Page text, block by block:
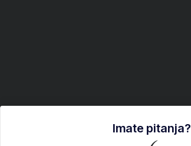
Imate pitanja?